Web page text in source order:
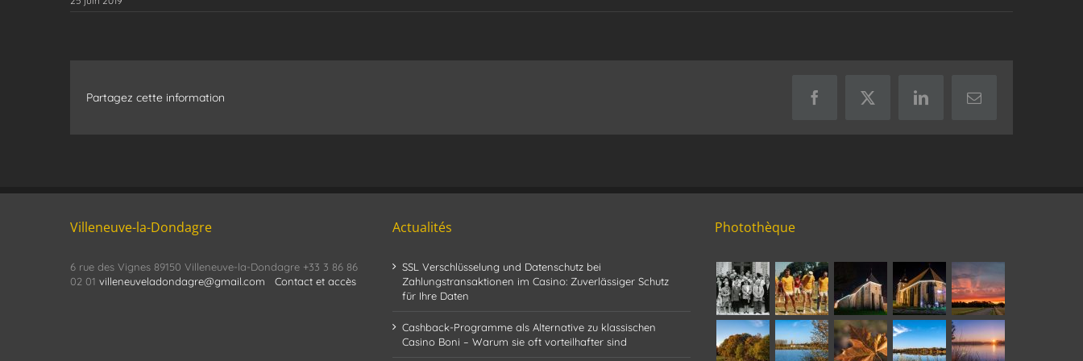
Partagez cette information FacebookX LinkedInEmail
Villeneuve-la-Dondagre
6 rue des Vignes 89150 Villeneuve-la-Dondagre +33 3 86 86
02 01 villeneuveladondagre@gmail.com Contact et accès
Actualités
SSL Verschlüsselung und Datenschutz bei
Zahlungstransaktionen im Casino: Zuverlässiger Schutz
für Ihre Daten
Cashback-Programme als Alternative zu klassischen
Casino Boni – Warum sie oft vorteilhafter sind
Photothèque